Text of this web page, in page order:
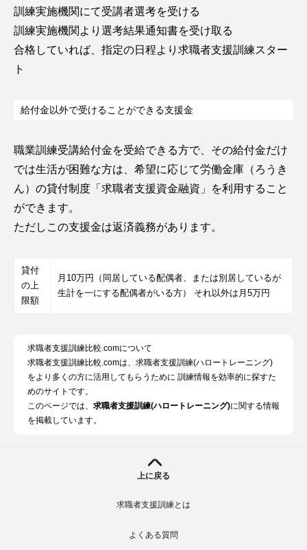
訓練実施機関にて受講者選考を受ける
訓練実施機関より選考結果通知書を受け取る
合格していれば、指定の日程より求職者支援訓練スター
ト
給付金以外で受けることができる支援金
職業訓練受講給付金を受給できる方で、その給付金だけ
では生活が困難な方は、希望に応じて労働金庫（ろうき
ん）の貸付制度「求職者支援資金融資」を利用すること
ができます。
ただしこの支援金は返済義務があります。
貸付
の上
限額
月10万円（同居している配偶者、または別居しているが
生計を一にする配偶者がいる方） それ以外は月5万円
求職者支援訓練比較.comについて
求職者支援訓練比較.comは、求職者支援訓練(ハロートレーニング)
をより多くの方に活用してもらうために 訓練情報を効率的に探すた
めのサイトです。
このページでは、 求職者支援訓練(ハロートレーニング)に関する情報
を掲載しています。
上に戻る
求職者支援訓練とは
よくある質問